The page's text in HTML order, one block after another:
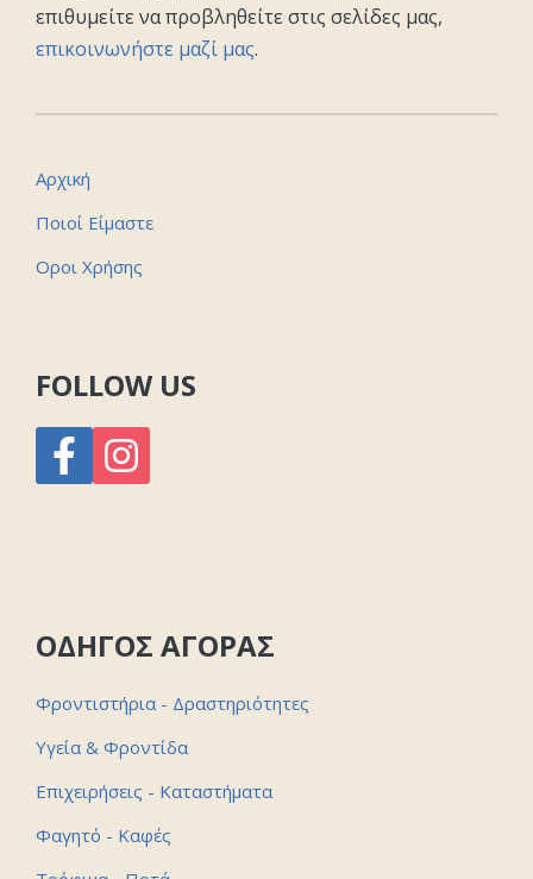
επιθυμείτε να προβληθείτε στις σελίδες μας,
επικοινωνήστε μαζί μας.
Αρχική
Ποιοί Είμαστε
Οροι Χρήσης
FOLLOW US
ΟΔΗΓΟΣ ΑΓΟΡΑΣ
Φροντιστήρια - Δραστηριότητες
Υγεία & Φροντίδα
Επιχειρήσεις - Καταστήματα
Φαγητό - Καφές